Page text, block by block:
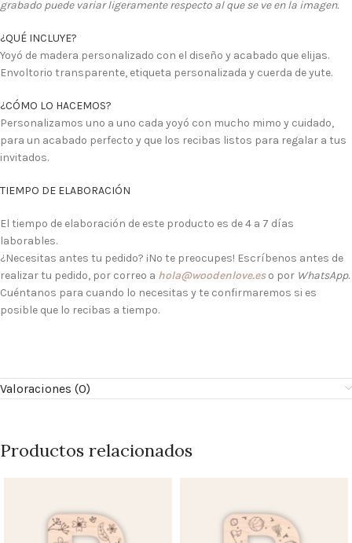
grabado puede variar ligeramente respecto al que se ve en la imagen.
¿QUÉ INCLUYE?
Yoyó de madera personalizado con el diseño y acabado que elijas.
Envoltorio transparente, etiqueta personalizada y cuerda de yute.
¿CÓMO LO HACEMOS?
Personalizamos uno a uno cada yoyó con mucho mimo y cuidado,
para un acabado perfecto y que los recibas listos para regalar a tus
invitados.
TIEMPO DE ELABORACIÓN
El tiempo de elaboración de este producto es de 4 a 7 días
laborables.
¿Necesitas antes tu pedido? ¡No te preocupes! Escríbenos antes de
realizar tu pedido, por correo a hola@woodenlove.eso por WhatsApp.
Cuéntanos para cuando lo necesitas y te confirmaremos si es
posible que lo recibas a tiempo.
Valoraciones (0)
Productos relacionados